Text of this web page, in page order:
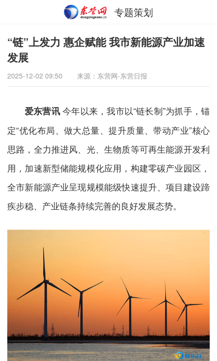
专题策划
“链”上发力 惠企赋能 我市新能源产业加速
发展
2025-12-02 09:50 来源：东营网-东营日报
爱东营讯今年以来，我市以“链长制”为抓手，锚
定“优化布局、做大总量、提升质量、带动产业”核心
思路，全力推进风、光、生物质等可再生能源开发利
用，加速新型储能规模化应用，构建零碳产业园区，
全市新能源产业呈现规模能级快速提升、项目建设蹄
疾步稳、产业链条持续完善的良好发展态势。